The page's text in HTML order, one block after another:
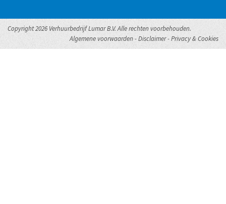
Copyright 2026 Verhuurbedrijf Lumar B.V. Alle rechten voorbehouden.
Algemene voorwaarden-Disclaimer-Privacy & Cookies